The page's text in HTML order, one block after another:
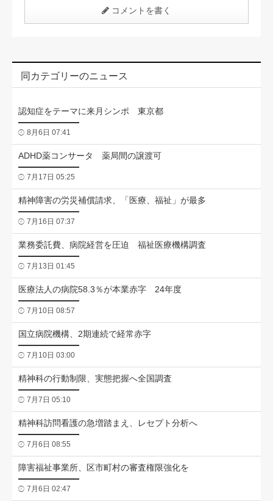
コメントを書く
同カテゴリーのニュース
認知症をテーマに来月シンポ 東京都
8月6日 07:41
ADHD薬コンサータ 薬局間の譲渡可
7月17日 05:25
精神障害の労災補償請求、「医療、福祉」が最多
7月16日 07:37
業務委託費、病院経営を圧迫 福祉医療機構調査
7月13日 01:45
医療法人の病院58.3％が本業赤字 24年度
7月10日 08:57
国立病院機構、2期連続で経常赤字
7月10日 03:00
精神科の行動制限、実態把握へ全国調査
7月7日 05:10
精神科訪問看護の急増踏まえ、レセプト分析へ
7月6日 08:55
障害福祉事業所、区市町村の審査権限強化を
7月6日 02:47